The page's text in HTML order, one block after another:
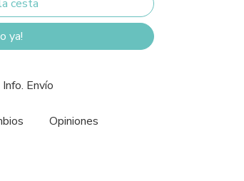
ya!
Info. Envío
Opiniones